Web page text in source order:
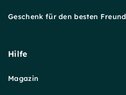
Geschenk für den besten Freund
Hilfe
Magazin